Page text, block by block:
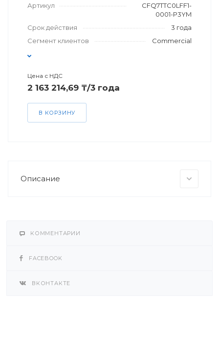
Артикул
CFQ7TTC0LFF1-
0001-P3YM
Срок действия
3 года
Сегмент клиентов
Commercial
Цена с НДС
2 163 214,69 ₸/3 года
В КОРЗИНУ
Описание
КОММЕНТАРИИ
FACEBOOK
ВКОНТАКТЕ